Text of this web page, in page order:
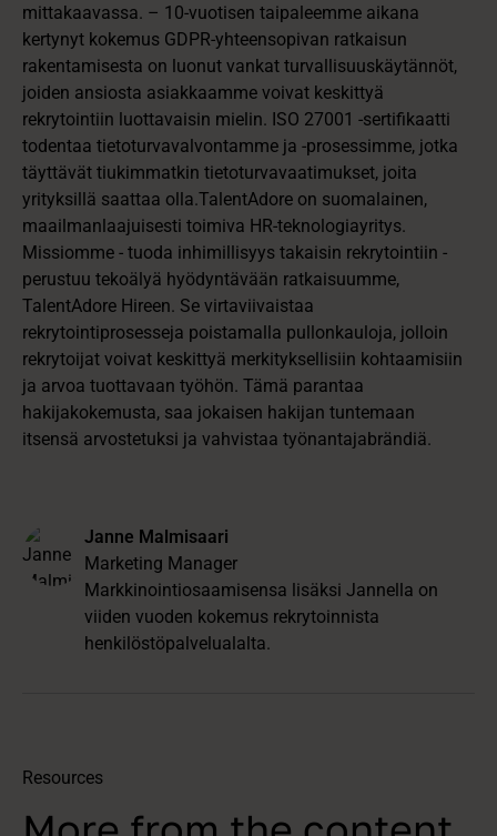
mittakaavassa. – 10-vuotisen taipaleemme aikana
kertynyt kokemus GDPR-yhteensopivan ratkaisun
rakentamisesta on luonut vankat turvallisuuskäytännöt,
joiden ansiosta asiakkaamme voivat keskittyä
rekrytointiin luottavaisin mielin. ISO 27001 -sertifikaatti
todentaa tietoturvavalvontamme ja -prosessimme, jotka
täyttävät tiukimmatkin tietoturvavaatimukset, joita
yrityksillä saattaa olla.TalentAdore on suomalainen,
maailmanlaajuisesti toimiva HR-teknologiayritys.
Missiomme - tuoda inhimillisyys takaisin rekrytointiin -
perustuu tekoälyä hyödyntävään ratkaisuumme,
TalentAdore Hireen. Se virtaviivaistaa
rekrytointiprosesseja poistamalla pullonkauloja, jolloin
rekrytoijat voivat keskittyä merkityksellisiin kohtaamisiin
ja arvoa tuottavaan työhön. Tämä parantaa
hakijakokemusta, saa jokaisen hakijan tuntemaan
itsensä arvostetuksi ja vahvistaa työnantajabrändiä.
Janne Malmisaari
Marketing Manager
Markkinointiosaamisensa lisäksi Jannella on
viiden vuoden kokemus rekrytoinnista
henkilöstöpalvelualalta.
Resources